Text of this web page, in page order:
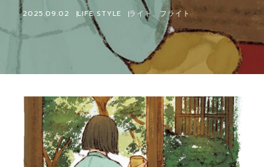
2025.09.02 LIFE STYLE ライト、フライト